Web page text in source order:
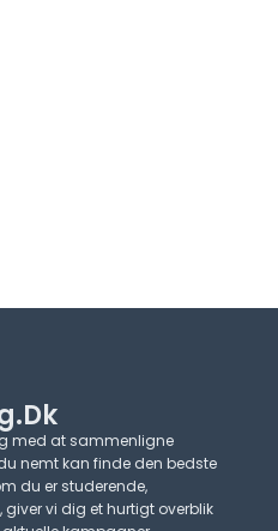
med at sammenligne
nemt kan finde den bedste
du er studerende,
vi dig et hurtigt overblik